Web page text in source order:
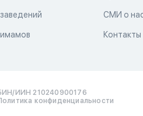
СМИ о
Контакты
ИИН 210240900176
конфиденциальности